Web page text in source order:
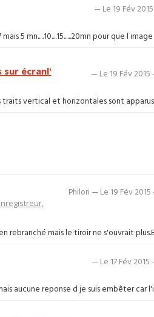
— Le 19 Fév
5 mn.....10....15......20mn pour que l image
— Le 19 Fév 2015
sur écranl'
vertical et horizontales sont apparus
Philori — Le 19 Fév
mais le tiroir ne s'ouvrait
— Le 17 Fév
aucune reponse d je suis embêter car